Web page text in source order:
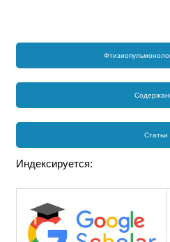
Статьи
Индексируется: